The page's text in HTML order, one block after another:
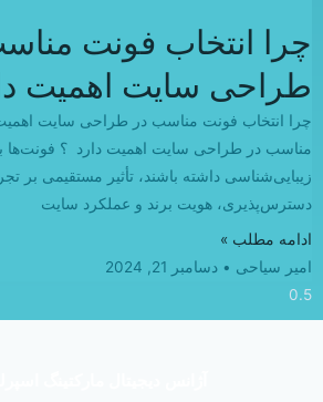
چرا انتخاب فونت
طراحی سایت اهمیت
چرا انتخاب فونت مناسب در طراحی سایت
مناسب در طراحی سایت اهمیت دارد ؟ فونت‌ها
دسترس‌پذیری، هویت برند و عملکرد سایت
ادامه مطلب »
امیر سیاحی
دسامبر 21, 2024